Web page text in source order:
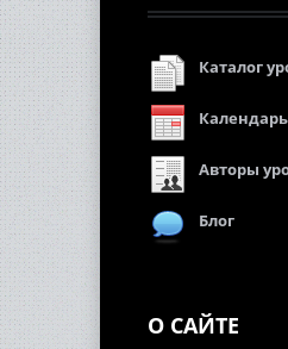
Каталог
Авторы
Блог
О САЙТЕ